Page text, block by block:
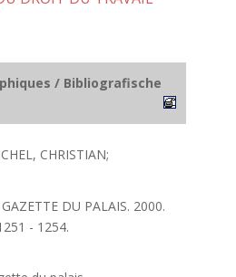
/ Bibliografische
CHRISTIAN;
DU PALAIS. 2000.
- 1254.